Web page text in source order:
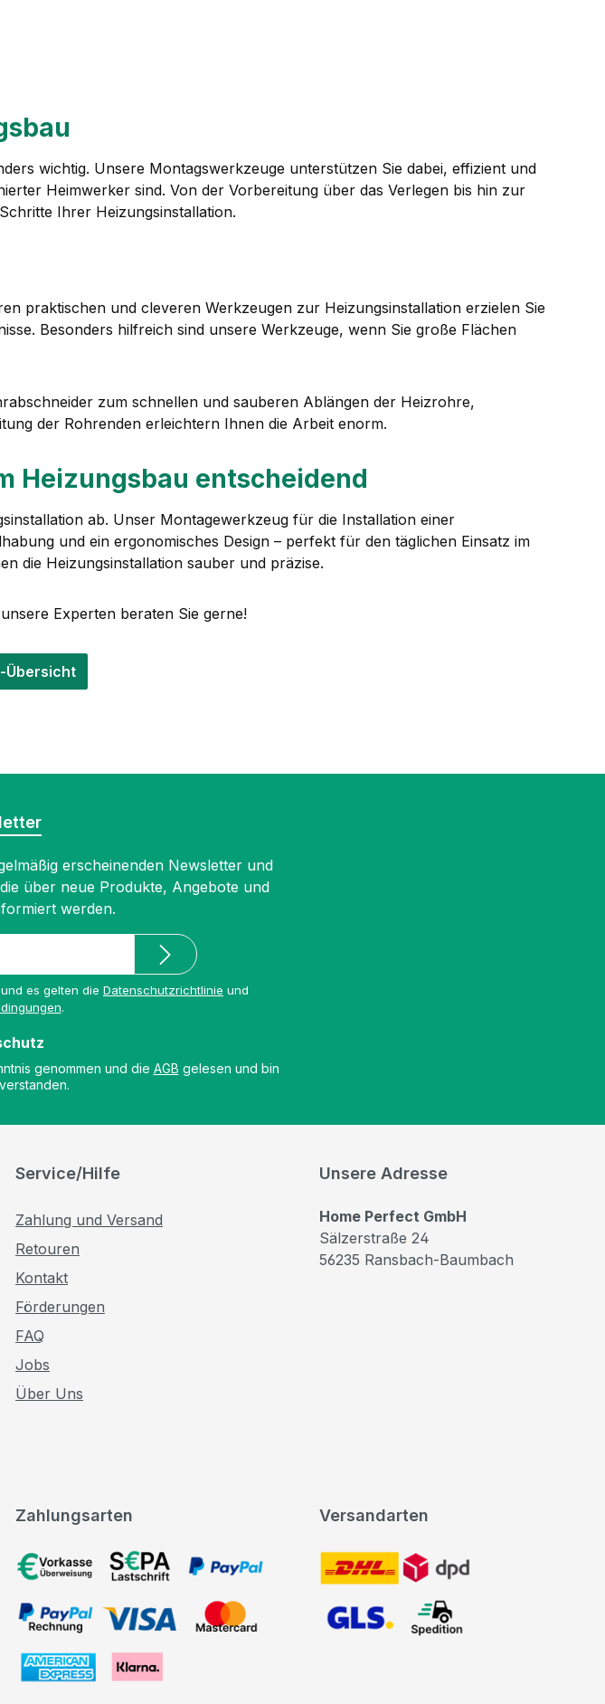
wichtig. Unsere Montagswerkzeuge unterstützen Sie dabei, effizient und
Heimwerker sind. Von der Vorbereitung über das Verlegen bis hin zur
Ihrer Heizungsinstallation.
praktischen und cleveren Werkzeugen zur Heizungsinstallation erzielen Sie
Besonders hilfreich sind unsere Werkzeuge, wenn Sie große Flächen
zum schnellen und sauberen Ablängen der Heizrohre,
der Rohrenden erleichtern Ihnen die Arbeit enorm.
Heizungsbau entscheidend
ab. Unser Montagewerkzeug für die Installation einer
und ein ergonomisches Design – perfekt für den täglichen Einsatz im
die Heizungsinstallation sauber und präzise.
Experten beraten Sie gerne!
Übersicht
erscheinenden Newsletter und
über neue Produkte, Angebote und
werden.
es gelten die Datenschutzrichtlinie und
.
genommen und die AGB gelesen und bin
Service/Hilfe
Zahlung und Versand
Retouren
Kontakt
Förderungen
FAQ
Jobs
Über Uns
Zahlungsarten
Vorkasse, SEPA-Lastschrift, PayPal
PayPal Rechnung, VISA, Mastercard
Versandarten
Unsere Adresse
Home Perfect GmbH
Sälzerstraße 24
56235 Ransbach-Baumbach